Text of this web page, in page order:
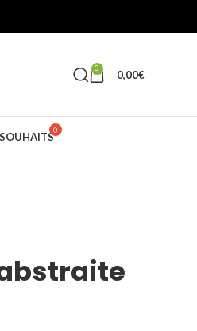
0 0,00€